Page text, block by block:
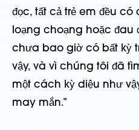
đọc, tất cả trẻ em đều
loạng choạng hoặc đau
chưa bao giờ có bất kỳ
vậy, và vì chúng tôi đã
một cách kỳ diệu như
may mắn.”